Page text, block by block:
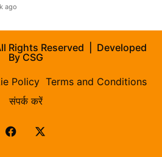
ago
Rights Reserved | Developed
ByCSG
Policy Terms and Conditions
संपर्क करें
Facebook